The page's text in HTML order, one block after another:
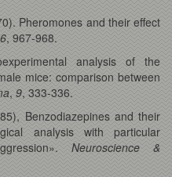
Pheromones and their effect
, 967-968.
analysis of the
mice: comparison between
, 9, 333-336.
Benzodiazepines and their
analysis with particular
Neuroscience &